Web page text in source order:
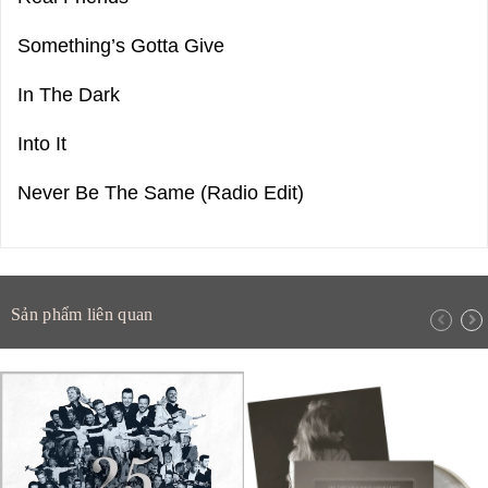
Something’s Gotta Give
In The Dark
Into It
Never Be The Same (Radio Edit)
Sản phẩm liên quan